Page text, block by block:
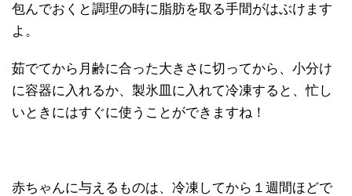
包んでおくと調理の時に脂肪を取る手間がはぶけます
よ。
茹でてから月齢に合った大きさに切ってから、小分け
に容器に入れるか、製氷皿に入れて冷凍すると、忙し
いときにはすぐに使うことができますね！
赤ちゃんに与えるものは、冷凍してから１週間ほどで